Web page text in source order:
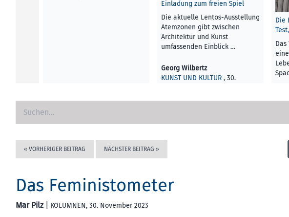
Einladung zum freien Spiel
Die aktuelle Lentos-Ausstellung
Atemzonen gibt zwischen
Architektur und Kunst
umfassenden Einblick …
Georg Wilbertz
KUNST UND KULTUR , 30.
Die
« VORHERIGER BEITRAG NÄCHSTER BEITRAG »
Das Feministometer
Mar Pilz| KOLUMNEN, 30. November 2023